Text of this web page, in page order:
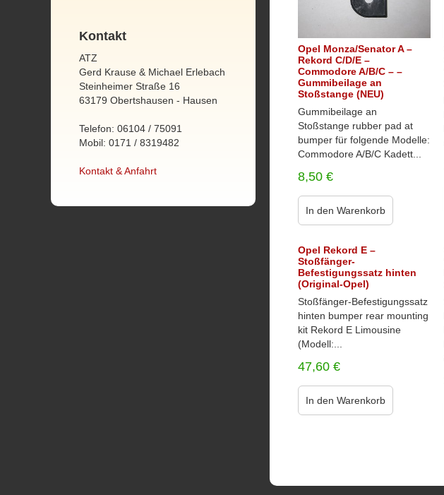
Kontakt
ATZ
Gerd Krause & Michael Erlebach
Steinheimer Straße 16
63179 Obertshausen - Hausen
Telefon: 06104 / 75091
Mobil: 0171 / 8319482
Kontakt & Anfahrt
Opel Monza/Senator A –
Rekord C/D/E –
Commodore A/B/C – –
Gummibeilage an
Stoßstange (NEU)
Gummibeilage an
Stoßstange rubber pad at
bumper für folgende Modelle:
Commodore A/B/C Kadett...
8,50 €
In den Warenkorb
Opel Rekord E –
Stoßfänger-
Befestigungssatz hinten
(Original-Opel)
Stoßfänger-Befestigungssatz
hinten bumper rear mounting
kit Rekord E Limousine
(Modell:...
47,60 €
In den Warenkorb